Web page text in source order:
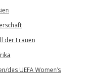
der Frauen
des UEFA Women’s